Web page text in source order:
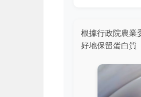
根據行政院農業
好地保留蛋白質